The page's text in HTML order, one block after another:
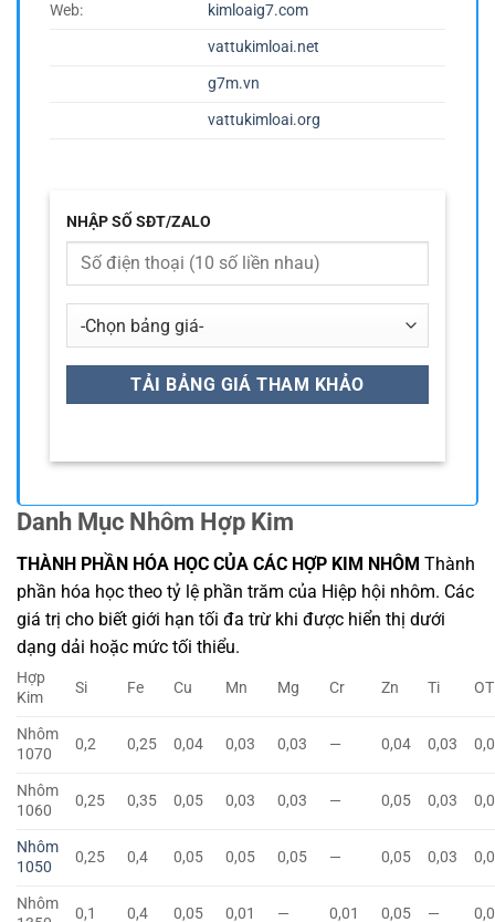
Web:
kimloaig7.com
vattukimloai.net
g7m.vn
vattukimloai.org
NHẬP SỐ SĐT/ZALO
Danh Mục Nhôm Hợp Kim
THÀNH PHẦN HÓA HỌC CỦA CÁC HỢP KIM NHÔM Thành
phần hóa học theo tỷ lệ phần trăm của Hiệp hội nhôm. Các
giá trị cho biết giới hạn tối đa trừ khi được hiển thị dưới
dạng dải hoặc mức tối thiểu.
Hợp
Kim
Si Fe Cu Mn Mg Cr Zn Ti
Nhôm
1070
0,2 0,25 0,04 0,03 0,03 — 0,04 0,03
Nhôm
1060
0,25 0,35 0,05 0,03 0,03 — 0,05 0,03
Nhôm
1050
0,25 0,4 0,05 0,05 0,05 — 0,05 0,03
Nhôm
0,1 0,4 0,05 0,01 — 0,01 0,05 —